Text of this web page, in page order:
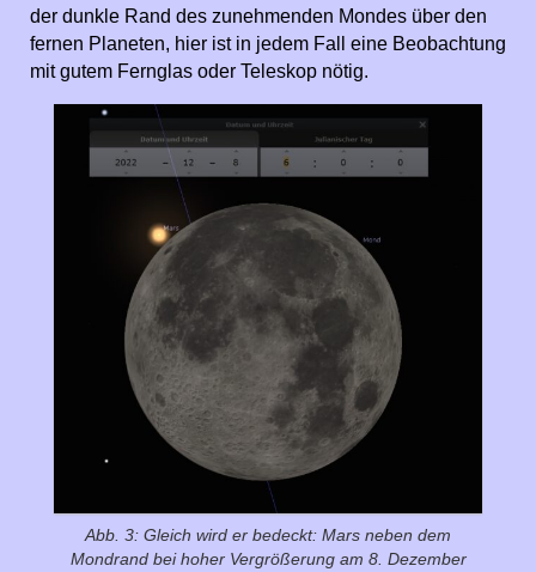
der dunkle Rand des zunehmenden Mondes über den
fernen Planeten, hier ist in jedem Fall eine Beobachtung
mit gutem Fernglas oder Teleskop nötig.
Abb. 3: Gleich wird er bedeckt: Mars neben dem
Mondrand bei hoher Vergrößerung am 8. Dezember